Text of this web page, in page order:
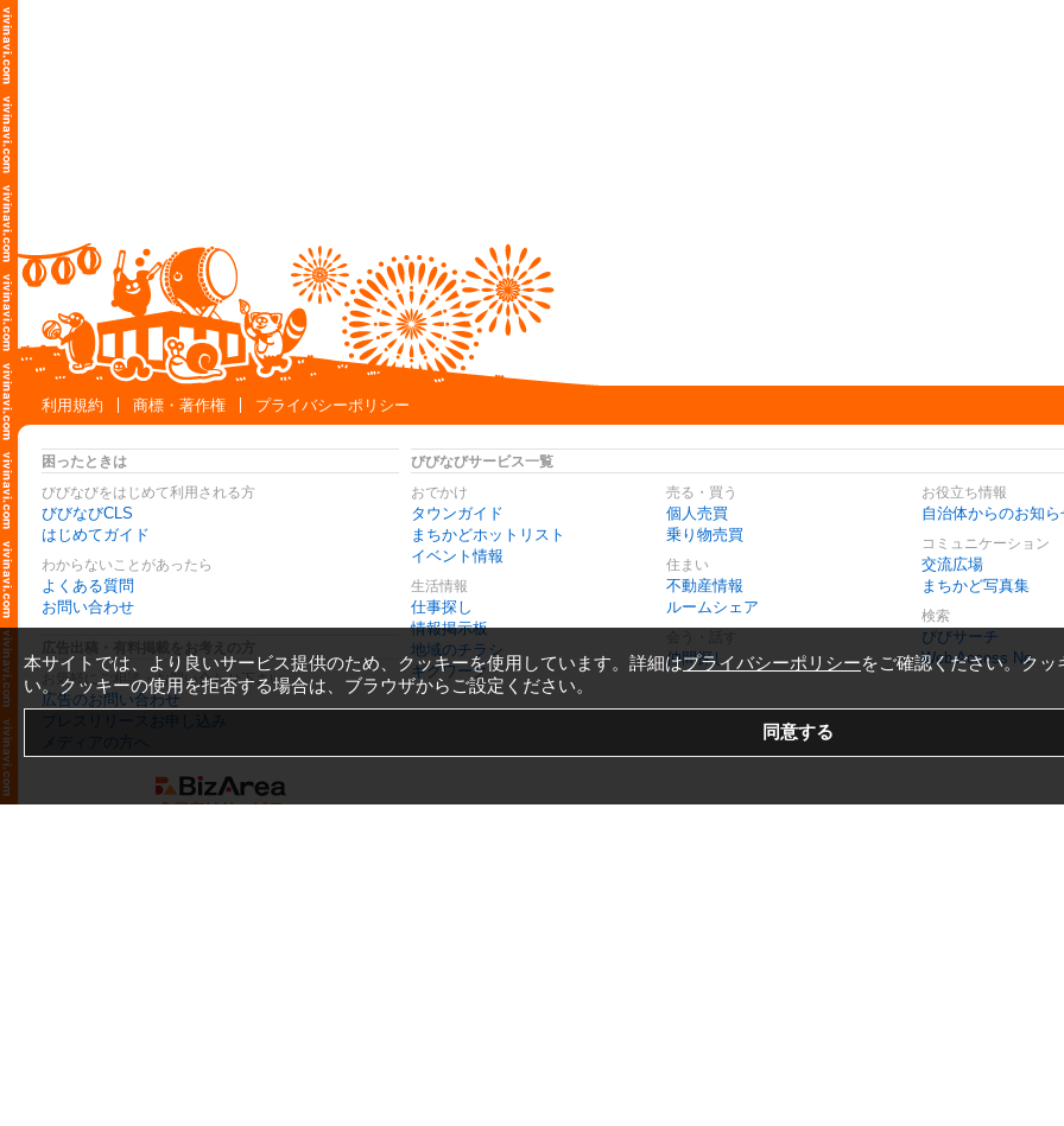
利用規約
商標・著作権 プライバシーポリシー
困ったときは
びびなびをはじめて利用される方
びびなびCLS
はじめてガイド
わからないことがあったら
よくある質問
お問い合わせ
お気軽にご相談・お問い合わせ下さい
広告のお問い合わせ
プレスリリースお申し込み
メディアの方へ
びびなびサービス一覧
おでかけ
タウンガイド
まちかどホットリスト
イベント情報
生活情報
仕事探し
情報掲示板
地域のチラシ
ギグワーク
売る・買う
個人売買
乗り物売買
住まい
不動産情報
ルームシェア
仲間探し
お役立ち情報
自治体からのお知ら
コミュニケーション
交流広場
まちかど写真集
検索
びびサーチ
Web Access No.
本サイトでは、より良いサービス提供のため、クッキーを使用しています。詳細はプライバシーポリシーをご確認ください。ク
い。クッキーの使用を拒否する場合は、ブラウザからご設定ください。